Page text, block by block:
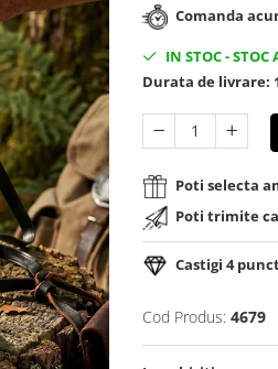
Comanda
IN STOC-STOC
Durata de livrare:
Poti selecta
Poti trimite
Castigi 4
Cod Produs: 4679